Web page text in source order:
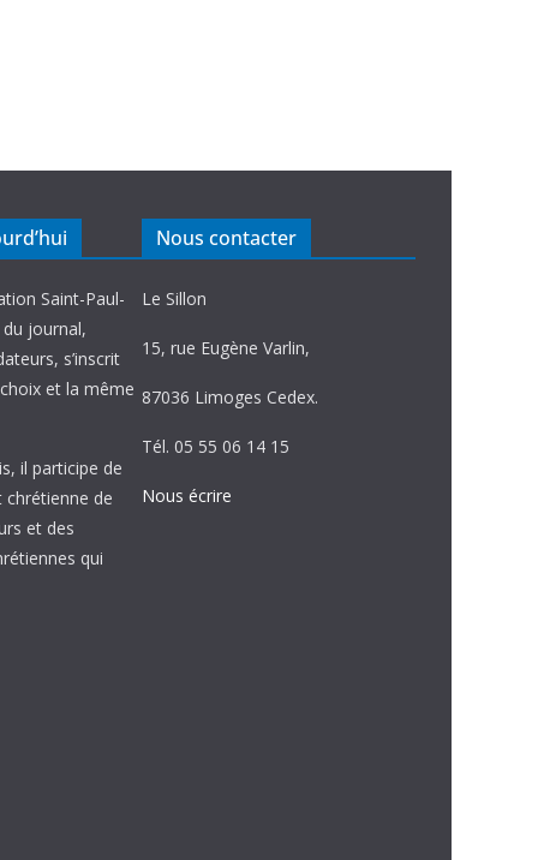
Saint-Paul-
journal,
s’inscrit
et la même
il participe de
chrétienne de
et des
qui
Nous contacter
Le Sillon
15, rue Eugène Varlin,
87036 Limoges Cedex.
Tél. 05 55 06 14 15
Nous écrire